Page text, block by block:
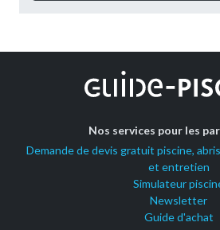
Nos services pour les
Demande de devis gratuit piscine,
et entretien
Simulateur
Newsletter
Guide d'achat